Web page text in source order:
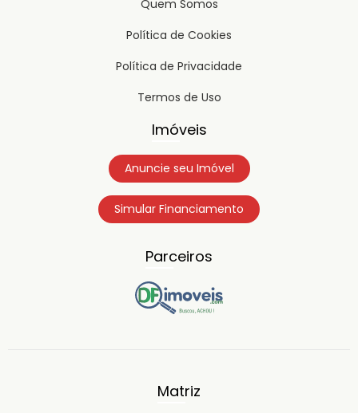
Quem Somos
Política de Cookies
Política de Privacidade
Termos de Uso
Imóveis
Anuncie seu Imóvel
Simular Financiamento
Parceiros
Matriz